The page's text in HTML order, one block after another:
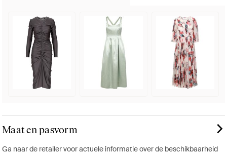
Maat en pasvorm
Ga naar de retailer voor actuele informatie over de beschikbaarheid